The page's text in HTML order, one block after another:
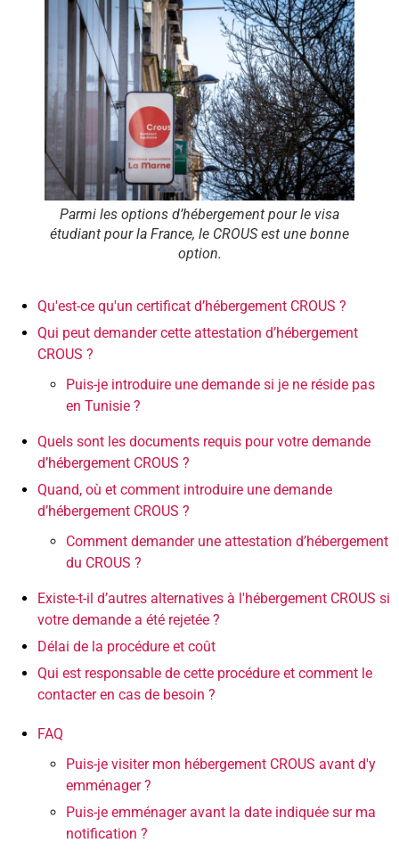
Parmi les options d’hébergement pour le visa
étudiant pour la France, le CROUS est une bonne
option.
Qu'est-ce qu'un certificat d’hébergement CROUS ?
Qui peut demander cette attestation d’hébergement
CROUS ?
Puis-je introduire une demande si je ne réside pas
en Tunisie ?
Quels sont les documents requis pour votre demande
d’hébergement CROUS ?
Quand, où et comment introduire une demande
d’hébergement CROUS ?
Comment demander une attestation d’hébergement
du CROUS ?
Existe-t-il d’autres alternatives à l'hébergement CROUS si
votre demande a été rejetée ?
Délai de la procédure et coût
Qui est responsable de cette procédure et comment le
contacter en cas de besoin ?
FAQ
Puis-je visiter mon hébergement CROUS avant d'y
emménager ?
Puis-je emménager avant la date indiquée sur ma
notification ?